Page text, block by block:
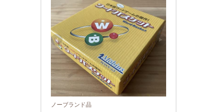
ノーブランド品